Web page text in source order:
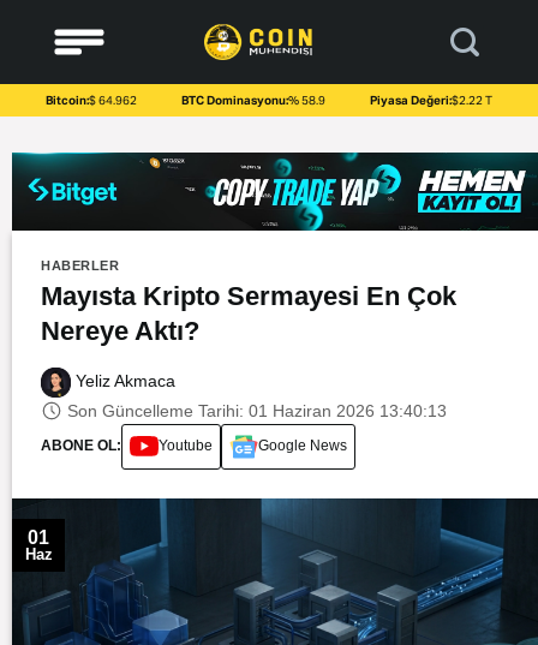
content
Bitcoin:$ 64.962 BTC Dominasyonu:% 58.9 Piyasa Değeri:$2.22 T
HABERLER
Mayısta Kripto Sermayesi En Çok
Nereye Aktı?
Yeliz Akmaca
Son Güncelleme Tarihi: 01 Haziran 2026 13:40:13
ABONE OL: Youtube Google News
01
Haz